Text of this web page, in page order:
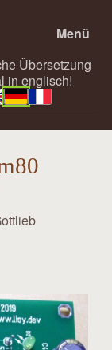
Menü
Übersetzung
in englisch!